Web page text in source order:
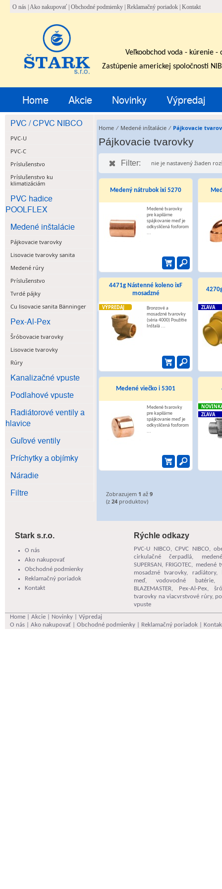
O nás Ako nakupovať Obchodné podmienky Reklamačný poriadok Kontakt
Veľkoobchod voda - kúrenie -
Zastúpenie americkej spoločnosti
Home Akcie Novinky Výpredaj
PVC / CPVC NIBCO
PVC-U
PVC-C
Príslušenstvo
Príslušenstvo ku
klimatizáciám
PVC hadice
POOLFLEX
Medené inštalácie
Pájkovacie tvarovky
Lisovacie tvarovky sanita
Medené rúry
Príslušenstvo
Tvrdé pájky
Cu lisovacie sanita Bänninger
Pex-Al-Pex
Šróbovacie tvarovky
Lisovacie tvarovky
Rúry
Kanalizačné vpuste
Podlahové vpuste
Radiátorové ventily a
hlavice
Guľové ventily
Príchytky a objímky
Náradie
Filtre
Home ⁄ Medené inštalácie ⁄ Pájkovacie
Pájkovacie tvarovky
Filter: nie je nastavený žiaden
Medený nátrubok ixi 5270
Medené tvarovky
pre kapilárne
spájkovanie meď je
odkysličená fosforom
...
4471g Nástenné koleno ixF
mosadzné
VÝPREDAJ
Bronzové a
mosadzné tvarovky
(séria 4000) Použitie
Inštalá ...
ZĽAVA
Medené viečko i 5301
Medené tvarovky
pre kapilárne
spájkovanie meď je
odkysličená fosforom
...
ZĽAVA
Zobrazujem 1 až 9
(z 24 produktov)
Stark s.r.o.
O nás
Ako nakupovať
Obchodné podmienky
Reklamačný poriadok
Kontakt
Rýchle odkazy
PVC-U NIBCO,CPVC NIBCO,
cirkulačné čerpadlá,
SUPERSAN, FRIGOTEC, medené
mosadzné tvarovky, radiátory,
meď, vodovodné batérie
BLAZEMASTER, Pex-Al-Pex,
tvarovky na viacvrstvové rúry,
vpuste
Home
Akcie Novinky
Výpredaj
O nás
Ako nakupovať Obchodné podmienky Reklamačný poriadok